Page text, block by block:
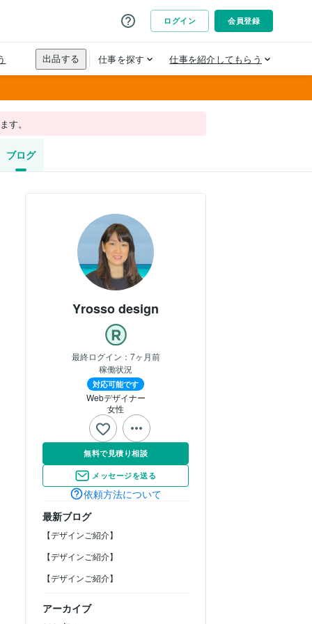
す。
ブログ
Yrosso design
最終ログイン： 7ヶ月前
稼働状況
対応可能です
Webデザイナー
女性
無料で見積り相談
メッセージを送る
依頼方法について
最新ブログ
【デザインご紹介】
【デザインご紹介】
【デザインご紹介】
アーカイブ